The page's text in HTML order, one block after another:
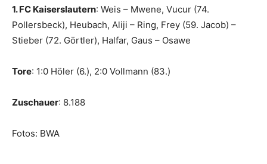
1. FC Kaiserslautern: Weis – Mwene, Vucur (74.
Pollersbeck), Heubach, Aliji – Ring, Frey (59. Jacob) –
Stieber (72. Görtler), Halfar, Gaus – Osawe
Tore: 1:0 Höler (6.), 2:0 Vollmann (83.)
Zuschauer: 8.188
Fotos: BWA